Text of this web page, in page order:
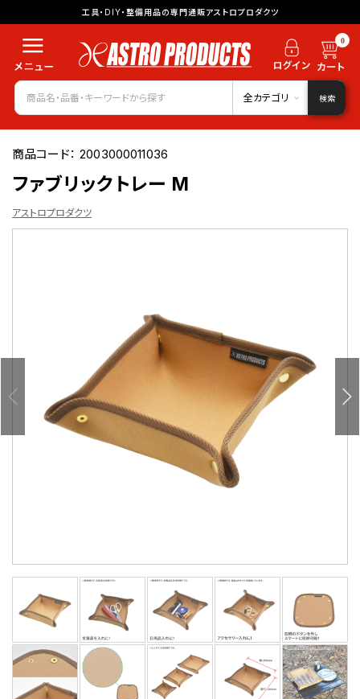
工具・DIY・整備用品の専門通販アストロプロダクツ
0
全カテゴリ 検索
商品コード：2003000011036
ファブリックトレー M
アストロプロダクツ